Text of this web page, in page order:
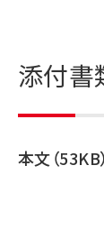
添付書
本文（53KB）